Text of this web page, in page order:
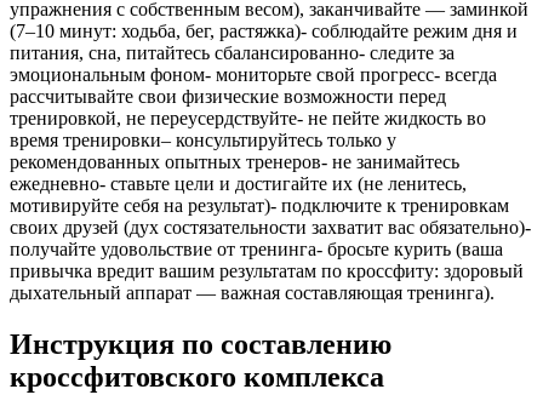
упражнения с собственным весом), заканчивайте — заминкой
(7–10 минут: ходьба, бег, растяжка)- соблюдайте режим дня и
питания, сна, питайтесь сбалансированно- следите за
эмоциональным фоном- мониторьте свой прогресс- всегда
рассчитывайте свои физические возможности перед
тренировкой, не переусердствуйте- не пейте жидкость во
время тренировки– консультируйтесь только у
рекомендованных опытных тренеров- не занимайтесь
ежедневно- ставьте цели и достигайте их (не ленитесь,
мотивируйте себя на результат)- подключите к тренировкам
своих друзей (дух состязательности захватит вас обязательно)-
получайте удовольствие от тренинга- бросьте курить (ваша
привычка вредит вашим результатам по кроссфиту: здоровый
дыхательный аппарат — важная составляющая тренинга).
Инструкция по составлению
кроссфитовского комплекса